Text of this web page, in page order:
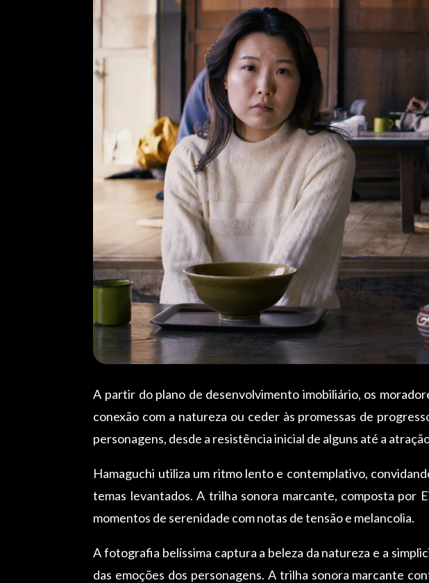
A partir do plano de desenvolvimento imobiliário, os
conexão com a natureza ou ceder às promessas de
personagens, desde a resistência inicial de alguns até a
Hamaguchi utiliza um ritmo lento e contemplativo,
temas levantados. A trilha sonora marcante, composta por
momentos de serenidade com notas de tensão e melancolia.
A fotografia belíssima captura a beleza da natureza e a
das emoções dos personagens. A trilha sonora marcante